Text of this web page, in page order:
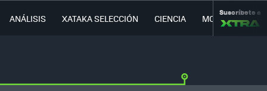
ANÁLISIS XATAKA SELECCIÓN CIENCIA MOVILIDAD
Suscríbete a